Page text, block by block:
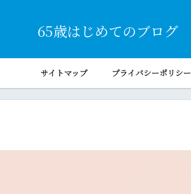
65歳はじめてのブログ
サイトマップ プライバシーポリシー